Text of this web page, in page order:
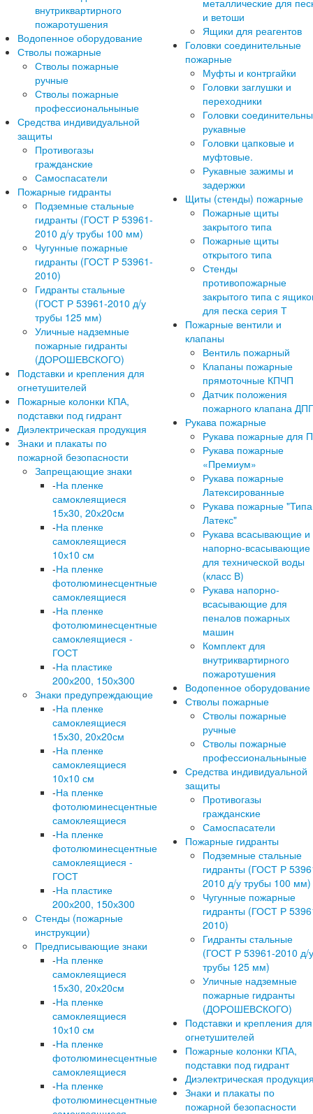
внутриквартирного
пожаротушения
Водопенное оборудование
Стволы пожарные
Стволы пожарные
ручные
Стволы пожарные
профессиональныные
Средства индивидуальной
защиты
Противогазы
гражданские
Самоспасатели
Пожарные гидранты
Подземные стальные
гидранты (ГОСТ Р 53961-
2010 д/у трубы 100 мм)
Чугунные пожарные
гидранты (ГОСТ Р 53961-
2010)
Гидранты стальные
(ГОСТ Р 53961-2010 д/у
трубы 125 мм)
Уличные надземные
пожарные гидранты
(ДОРОШЕВСКОГО)
Подставки и крепления для
огнетушителей
Пожарные колонки КПА,
подставки под гидрант
Диэлектрическая продукция
Знаки и плакаты по
пожарной безопасности
Запрещающие знаки
-На пленке
самоклеящиеся
15х30, 20х20см
-На пленке
самоклеящиеся
10х10 см
-На пленке
фотолюминесцентные
самоклеящиеся
-На пленке
фотолюминесцентные
самоклеящиеся -
ГОСТ
-На пластике
200х200, 150х300
Знаки предупреждающие
-На пленке
самоклеящиеся
15х30, 20х20см
-На пленке
самоклеящиеся
10х10 см
-На пленке
фотолюминесцентные
самоклеящиеся
-На пленке
фотолюминесцентные
самоклеящиеся -
ГОСТ
-На пластике
200х200, 150х300
Стенды (пожарные
инструкции)
Предписывающие знаки
-На пленке
самоклеящиеся
15х30, 20х20см
-На пленке
самоклеящиеся
10х10 см
-На пленке
фотолюминесцентные
самоклеящиеся
-На пленке
фотолюминесцентные
и ветоши
Ящики для реагентов
Головки соединительные
пожарные
Муфты и контргайки
Головки заглушки и
переходники
Головки
рукавные
Головки цапковые и
муфтовые.
Рукавные зажимы и
задержки
Щиты (стенды) пожарные
Пожарные щиты
закрытого типа
Пожарные щиты
открытого типа
Стенды
противопожарные
закрытого типа с
для песка серия Т
Пожарные вентили и
клапаны
Вентиль пожарный
Клапаны пожарные
прямоточные КПЧП
Датчик положения
пожарного клапана
Рукава пожарные
Рукава пожарные для
Рукава пожарные
«Премиум»
Рукава пожарные
Латексированные
Рукава пожарные "Типа
Латекс"
Рукава всасывающие и
напорно-всасывающие
для технической воды
(класс В)
Рукава напорно-
всасывающие для
пеналов пожарных
машин
Комплект для
внутриквартирного
пожаротушения
Водопенное оборудование
Стволы пожарные
Стволы пожарные
ручные
Стволы пожарные
профессиональныные
Средства индивидуальной
защиты
Противогазы
гражданские
Самоспасатели
Пожарные гидранты
Подземные стальные
гидранты (ГОСТ Р
2010 д/у трубы 100 мм)
Чугунные пожарные
гидранты (ГОСТ Р
2010)
Гидранты стальные
(ГОСТ Р 53961-2010 д/у
трубы 125 мм)
Уличные надземные
пожарные гидранты
(ДОРОШЕВСКОГО)
Подставки и крепления для
огнетушителей
Пожарные колонки КПА,
подставки под гидрант
Диэлектрическая
Знаки и плакаты по
пожарной безопасности